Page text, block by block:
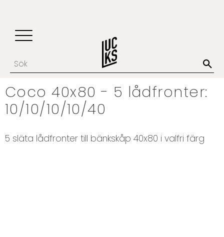
Coco 40x80 - 5 lådfronter:
10/10/10/10/40
5 släta lådfronter till bänkskåp 40x80 i valfri färg